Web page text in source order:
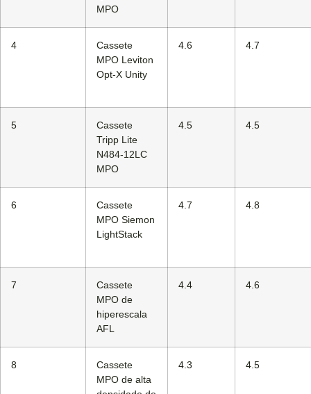
MPO
4
Cassete
MPO Leviton
Opt-X Unity
4.6 4.7
5
Cassete
Tripp Lite
N484-12LC
MPO
4.5 4.5
6
Cassete
MPO Siemon
LightStack
4.7 4.8
7
Cassete
MPO de
hiperescala
AFL
4.4 4.6
8
Cassete
MPO de alta
4.3 4.5